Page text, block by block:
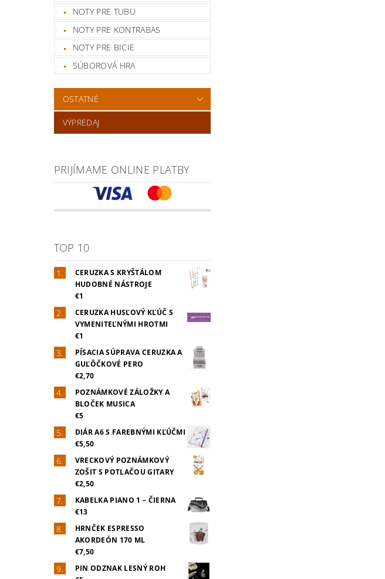
NOTY PRE TUBU
NOTY PRE KONTRABAS
NOTY PRE BICIE
SÚBOROVÁ HRA
OSTATNÉ
VÝPREDAJ
PRIJÍMAME ONLINE PLATBY
TOP 10
CERUZKA S KRYŠTÁLOM
HUDOBNÉ NÁSTROJE
€1
CERUZKA HUSĽOVÝ KĽÚČ S
VYMENITEĽNÝMI HROTMI
€1
PÍSACIA SÚPRAVA CERUZKA A
GUĽÔČKOVÉ PERO
€2,70
POZNÁMKOVÉ ZÁLOŽKY A
BLOČEK MUSICA
€5
DIÁR A6 S FAREBNÝMI KĽÚČMI
€5,50
VRECKOVÝ POZNÁMKOVÝ
ZOŠIT S POTLAČOU GITARY
€2,50
KABELKA PIANO 1 – ČIERNA
€13
HRNČEK ESPRESSO
AKORDEÓN 170 ML
€7,50
PIN ODZNAK LESNÝ ROH